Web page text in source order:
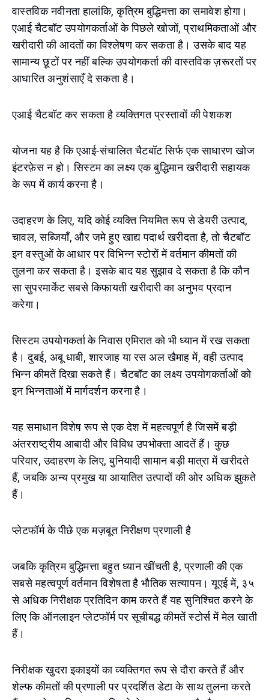
वास्तविक नवीनता हालांकि, कृत्रिम बुद्धिमत्ता का समावेश होगा।
एआई चैटबॉट उपयोगकर्ताओं के पिछले खोजों, प्राथमिकताओं और
खरीदारी की आदतों का विश्लेषण कर सकता है। उसके बाद यह
सामान्य छूटों पर नहीं बल्कि उपयोगकर्ता की वास्तविक ज़रूरतों पर
आधारित अनुशंसाएँ दे सकता है।
एआई चैटबॉट कर सकता है व्यक्तिगत प्रस्तावों की पेशकश
योजना यह है कि एआई-संचालित चैटबॉट सिर्फ एक साधारण खोज
इंटरफ़ेस न हो। सिस्टम का लक्ष्य एक बुद्धिमान खरीदारी सहायक
के रूप में कार्य करना है।
उदाहरण के लिए, यदि कोई व्यक्ति नियमित रूप से डेयरी उत्पाद,
चावल, सब्जियाँ, और जमे हुए खाद्य पदार्थ खरीदता है, तो चैटबॉट
इन वस्तुओं के आधार पर विभिन्न स्टोरों में वर्तमान कीमतों की
तुलना कर सकता है। इसके बाद यह सुझाव दे सकता है कि कौन
सा सुपरमार्केट सबसे किफायती खरीदारी का अनुभव प्रदान
करेगा।
सिस्टम उपयोगकर्ता के निवास एमिरात को भी ध्यान में रख सकता
है। दुबई, अबू धाबी, शारजाह या रस अल खैमाह में, वही उत्पाद
भिन्न कीमतें दिखा सकते हैं। चैटबॉट का लक्ष्य उपयोगकर्ताओं को
इन भिन्नताओं में मार्गदर्शन करना है।
यह समाधान विशेष रूप से एक देश में महत्वपूर्ण है जिसमें बड़ी
अंतरराष्ट्रीय आबादी और विविध उपभोक्ता आदतें हैं। कुछ
परिवार, उदाहरण के लिए, बुनियादी सामान बड़ी मात्रा में खरीदते
हैं, जबकि अन्य प्रमुख या आयातित उत्पादों की ओर अधिक झुकते
हैं।
प्लेटफॉर्म के पीछे एक मज़बूत निरीक्षण प्रणाली है
जबकि कृत्रिम बुद्धिमत्ता बहुत ध्यान खींचती है, प्रणाली की एक
सबसे महत्वपूर्ण वर्तमान विशेषता है भौतिक सत्यापन। यूएई में, ३५
से अधिक निरीक्षक प्रतिदिन काम करते हैं यह सुनिश्चित करने के
लिए कि ऑनलाइन प्लेटफॉर्म पर सूचीबद्ध कीमतें स्टोर्स में मेल खाती
हैं।
निरीक्षक खुदरा इकाइयों का व्यक्तिगत रूप से दौरा करते हैं और
शेल्फ कीमतों की प्रणाली पर प्रदर्शित डेटा के साथ तुलना करते